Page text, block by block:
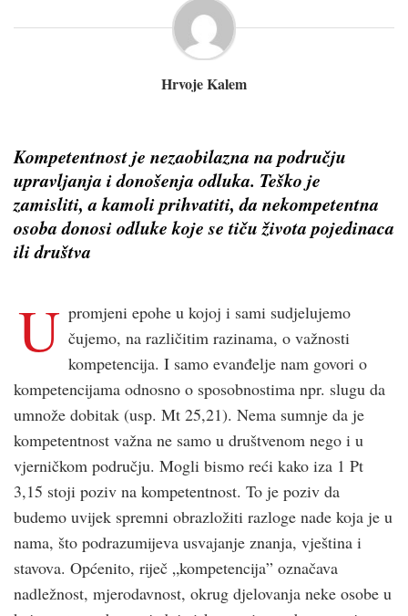
Hrvoje Kalem
Kompetentnost je nezaobilazna na području
upravljanja i donošenja odluka. Teško je
zamisliti, a kamoli prihvatiti, da nekompetentna
osoba donosi odluke koje se tiču života pojedinaca
ili društva
U promjeni epohe u kojoj i sami sudjelujemo
čujemo, na različitim razinama, o važnosti
kompetencija. I samo evanđelje nam govori o
kompetencijama odnosno o sposobnostima npr. slugu da
umnože dobitak (usp. Mt 25,21). Nema sumnje da je
kompetentnost važna ne samo u društvenom nego i u
vjerničkom području. Mogli bismo reći kako iza 1 Pt
3,15 stoji poziv na kompetentnost. To je poziv da
budemo uvijek spremni obrazložiti razloge nade koja je u
nama, što podrazumijeva usvajanje znanja, vještina i
stavova. Općenito, riječ „kompetencija” označava
nadležnost, mjerodavnost, okrug djelovanja neke osobe u